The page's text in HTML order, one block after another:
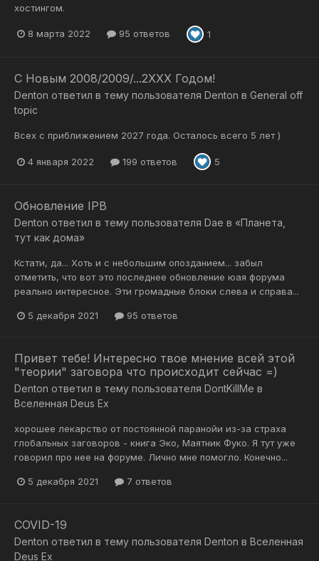
хостингом.
8 марта 2022 95 ответов 1
С Новым 2008/2009/...2ХХХ Годом!
Denton ответил в тему пользователя Denton в General off
topic
Всех с приближением 2027 года. Осталось всего 5 лет )
4 января 2022 199 ответов 5
Обновление IPB
Denton ответил в тему пользователя Dae в «Планета,
тут как дома»
Кстати, да... Хоть и с небольшим опозданием... забыл
отметить, что вот это последнее обновление юая форума
реально интересное. Эти громадные блоки слева и справа...
5 декабря 2021 95 ответов
Привет тебе! Интересно твое мнение всей этой
"теории" заговора что происходит сейчас =)
Denton ответил в тему пользователя DontKillMe в
Вселенная Deus Ex
хорошее лекарство от постоянной паранойи из-за страха
глобальных заговоров - книга Эко, Маятник Фуко. Я тут уже
говорил про нее на форуме. Лично мне помогло. Конечно...
5 декабря 2021 7 ответов
COVID-19
Denton ответил в тему пользователя Denton в Вселенная
Deus Ex